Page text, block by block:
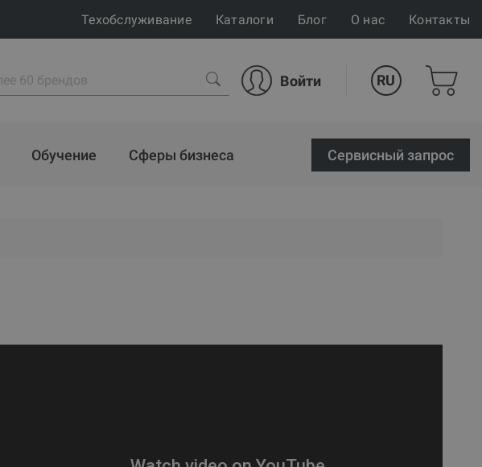
Техобслуживание Каталоги Блог О нас Контакты
Войти RU
Обучение Сферы бизнеса Cервисный запрос